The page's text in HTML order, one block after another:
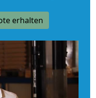
erhalten